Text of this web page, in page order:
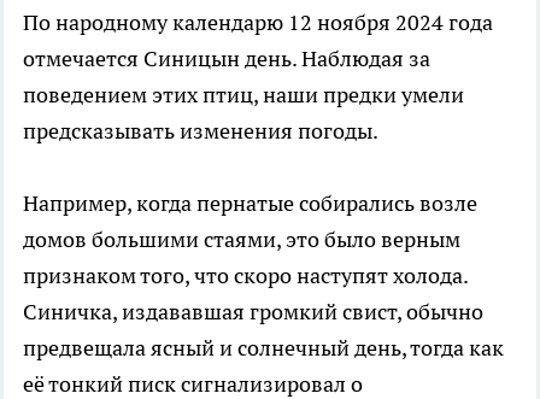
По народному календарю 12 ноября 2024 года
отмечается Синицын день. Наблюдая за
поведением этих птиц, наши предки умели
предсказывать изменения погоды.
Например, когда пернатые собирались возле
домов большими стаями, это было верным
признаком того, что скоро наступят холода.
Синичка, издававшая громкий свист, обычно
предвещала ясный и солнечный день, тогда как
её тонкий писк сигнализировал о